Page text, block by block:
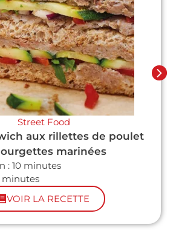
Street Food
aux rillettes de poulet
marinées
: 10 minutes
minutes
VOIR LA RECETTE